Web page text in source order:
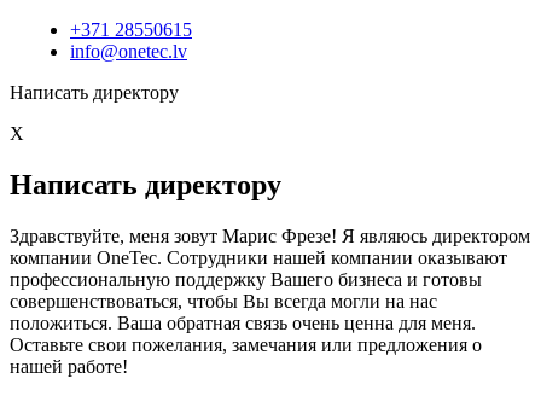
+371 28550615
info@onetec.lv
Написать директору
X
Написать директору
Здравствуйте, меня зовут Марис Фрезе! Я являюсь директором
компании OneTec. Сотрудники нашей компании оказывают
профессиональную поддержку Вашего бизнеса и готовы
совершенствоваться, чтобы Вы всегда могли на нас
положиться. Ваша обратная связь очень ценна для меня.
Оставьте свои пожелания, замечания или предложения о
нашей работе!